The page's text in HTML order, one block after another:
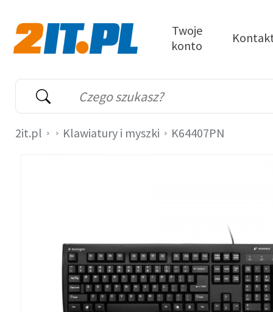
Wyszukiwarka
Słowo kluczowe
Twoje
konto
2it.pl Klawiatury i myszki K64407PN